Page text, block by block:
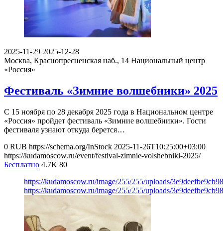
2025-11-29 2025-12-28
Москва, Краснопресненская наб., 14 Национальный центр
«Россия»
Фестиваль «Зимние волшебники» 2025
С 15 ноября по 28 декабря 2025 года в Национальном центре
«Россия» пройдет фестиваль «Зимние волшебники». Гости
фестиваля узнают откуда берется…
0 RUB https://schema.org/InStock 2025-11-26T10:25:00+03:00
https://kudamoscow.ru/event/festival-zimnie-volshebniki-2025/
Бесплатно 4.7K 80
https://kudamoscow.ru/image/255/255/uploads/
https://kudamoscow.ru/image/255/255/uploads/